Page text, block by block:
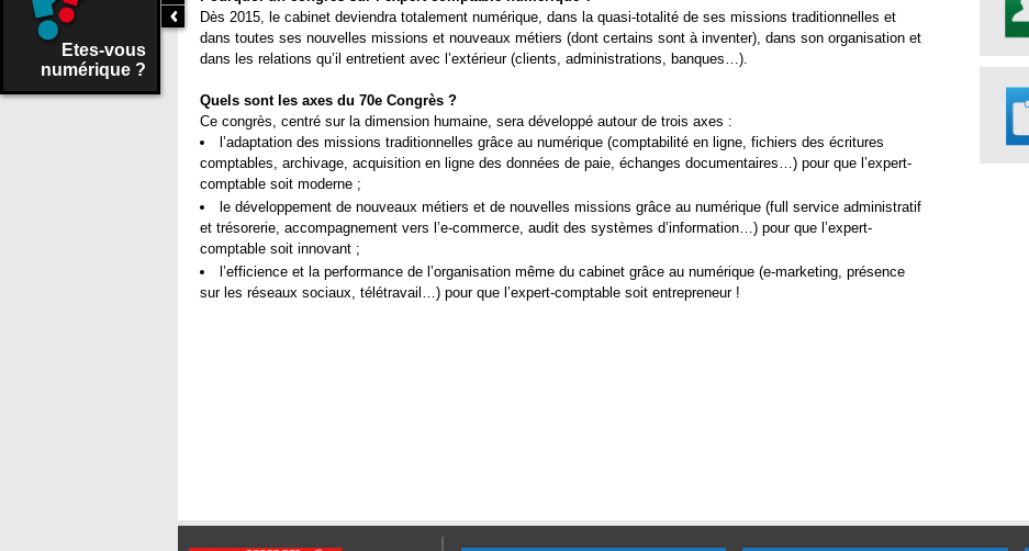
Dès 2015, le cabinet deviendra totalement numérique, dans la quasi-totalité de ses missions traditionnelles et
dans toutes ses nouvelles missions et nouveaux métiers (dont certains sont à inventer), dans son organisation et
dans les relations qu’il entretient avec l’extérieur (clients, administrations, banques…).
Quels sont les axes du 70e Congrès ?
Ce congrès, centré sur la dimension humaine, sera développé autour de trois axes :
l’adaptation des missions traditionnelles grâce au numérique (comptabilité en ligne, fichiers des écritures
comptables, archivage, acquisition en ligne des données de paie, échanges documentaires…) pour que l’expert-
comptable soit moderne ;
le développement de nouveaux métiers et de nouvelles missions grâce au numérique (full service administratif
et trésorerie, accompagnement vers l’e-commerce, audit des systèmes d’information…) pour que l’expert-
comptable soit innovant ;
l’efficience et la performance de l’organisation même du cabinet grâce au numérique (e-marketing, présence
sur les réseaux sociaux, télétravail…) pour que l’expert-comptable soit entrepreneur !
Etes-vous
numérique ?